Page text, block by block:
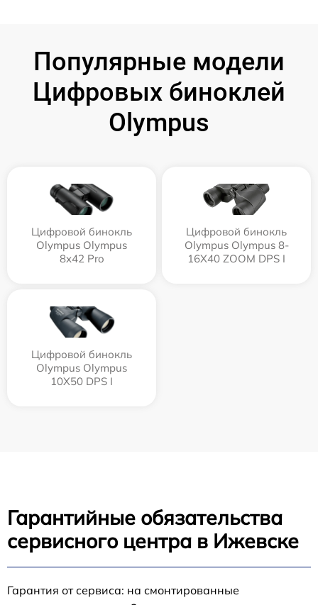
Популярные модели
Цифровых биноклей
Olympus
Цифровой бинокль
Olympus Olympus
8x42 Pro
Цифровой бинокль
Olympus Olympus 8-
16X40 ZOOM DPS I
Цифровой бинокль
Olympus Olympus
10X50 DPS I
Гарантийные обязательства
сервисного центра в Ижевске
Гарантия от сервиса: на смонтированные